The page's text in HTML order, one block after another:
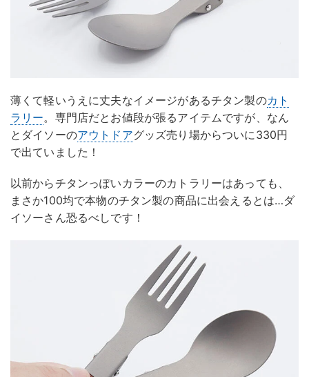
薄くて軽いうえに丈夫なイメージがあるチタン製のカト
ラリー。専門店だとお値段が張るアイテムですが、なん
とダイソーのアウトドアグッズ売り場からついに330円
で出ていました！
以前からチタンっぽいカラーのカトラリーはあっても、
まさか100均で本物のチタン製の商品に出会えるとは…ダ
イソーさん恐るべしです！